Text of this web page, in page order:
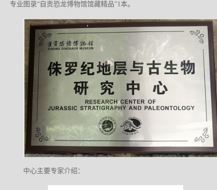
专业图录“自贡恐龙博物馆馆藏精品”1本。
中心主要专家介绍：